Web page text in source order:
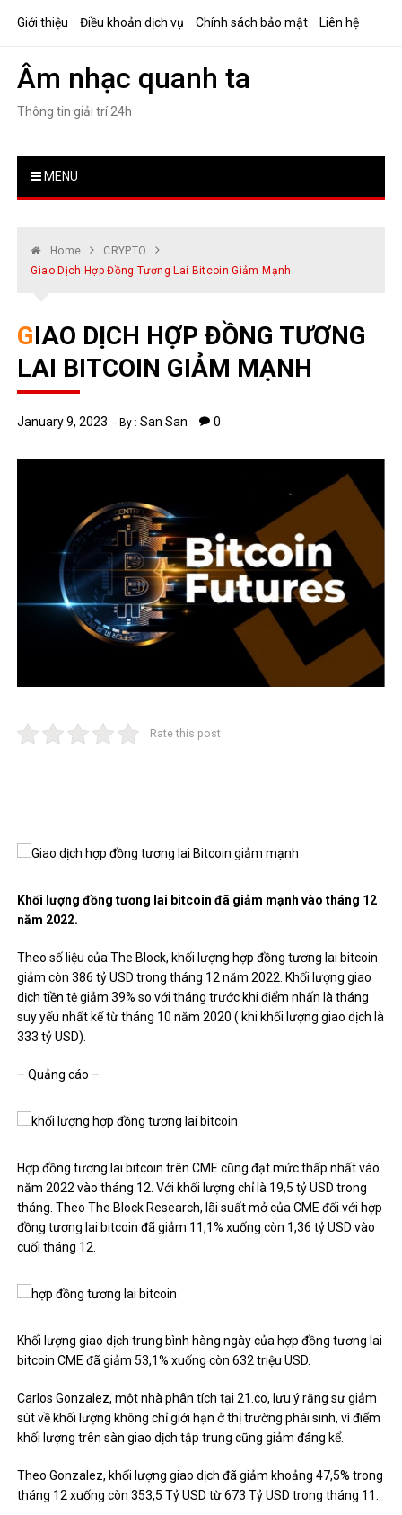
Giới thiệu Điều khoản dịch vụ Chính sách bảo mật Liên hệ
Âm nhạc quanh ta
Thông tin giải trí 24h
MENU
Home
CRYPTO
Giao Dịch Hợp Đồng Tương Lai Bitcoin Giảm Mạnh
GIAO DỊCH HỢP ĐỒNG TƯƠNG
LAI BITCOIN GIẢM MẠNH
January 9, 2023 By :San San 0
Rate this post
Khối lượng đồng tương lai bitcoin đã giảm mạnh vào tháng 12
năm 2022.
Theo số liệu của The Block, khối lượng hợp đồng tương lai bitcoin
giảm còn 386 tỷ USD trong tháng 12 năm 2022. Khối lượng giao
dịch tiền tệ giảm 39% so với tháng trước khi điểm nhấn là tháng
suy yếu nhất kể từ tháng 10 năm 2020 ( khi khối lượng giao dịch là
333 tỷ USD).
– Quảng cáo –
Hợp đồng tương lai bitcoin trên CME cũng đạt mức thấp nhất vào
năm 2022 vào tháng 12. Với khối lượng chỉ là 19,5 tỷ USD trong
tháng.Theo The Block Research, lãi suất mở của CME đối với hợp
đồng tương lai bitcoin đã giảm 11,1% xuống còn 1,36 tỷ USD vào
cuối tháng 12.
Khối lượng giao dịch trung bình hàng ngày của hợp đồng tương lai
bitcoin CME đã giảm 53,1% xuống còn 632 triệu USD.
Carlos Gonzalez, một nhà phân tích tại 21.co, lưu ý rằng sự giảm
sút về khối lượng không chỉ giới hạn ở thị trường phái sinh, vì điểm
khối lượng trên sàn giao dịch tập trung cũng giảm đáng kể.
Theo Gonzalez, khối lượng giao dịchđã giảm khoảng 47,5% trong
tháng 12 xuống còn 353,5 Tỷ USD từ 673 Tỷ USD trong tháng 11.